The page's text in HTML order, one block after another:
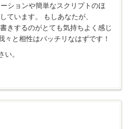
ションや簡単なスクリプトのほ
ています。 もしあなたが、
きするのがとても気持ちよく感じ
々と相性はバッチリなはずです！
。